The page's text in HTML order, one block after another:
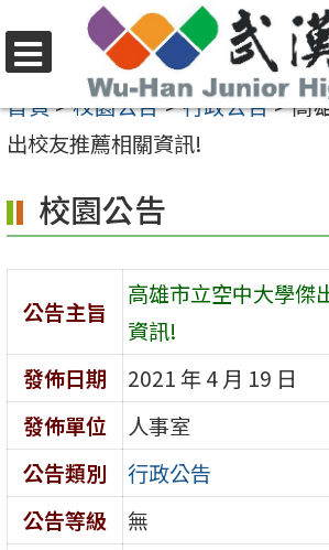
至
要
容
區
選
單
首頁>校園公告>行政公告>高
出校友推薦相關資訊!
校園公告
公告主旨
高雄市立空中大學傑
資訊!
發佈日期
2021 年 4 月 19 日
發佈單位
人事室
公告類別
行政公告
公告等級
無